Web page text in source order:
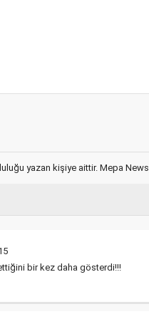
yazan kişiye aittir. Mepa
bir kez daha gösterdi!!!